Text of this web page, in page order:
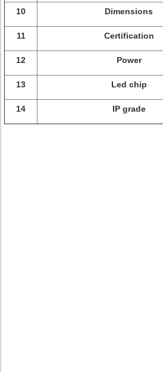
10 Dimensions
11 Certification
12 Power
13 Led chip
14 IP grade